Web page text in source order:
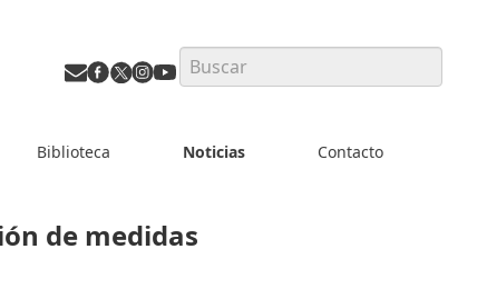
Search
Biblioteca Noticias Contacto
de medidas